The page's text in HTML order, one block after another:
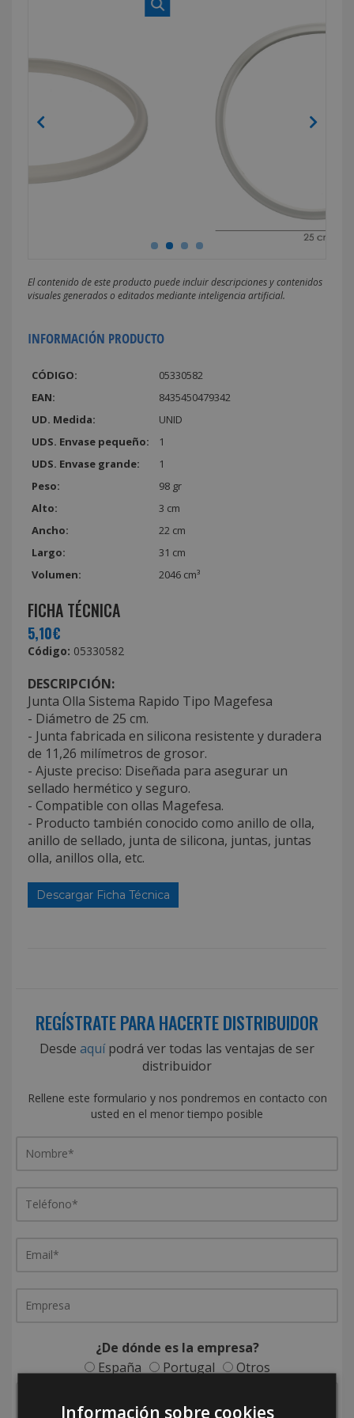
El contenido de este producto puede incluir descripciones y contenidos
visuales generados o editados mediante inteligencia artificial.
INFORMACIÓN PRODUCTO
CÓDIGO:
05330582
EAN:
8435450479342
UD. Medida:
UNID
UDS. Envase pequeño:
1
UDS. Envase grande:
1
Peso:
98 gr
Alto:
3 cm
Ancho:
22 cm
Largo:
31 cm
Volumen:
2046 cm³
FICHA TÉCNICA
5,10€
Código: 05330582
DESCRIPCIÓN:
Junta Olla Sistema Rapido Tipo Magefesa
- Diámetro de 25 cm.
- Junta fabricada en silicona resistente y duradera
de 11,26 milímetros de grosor.
- Ajuste preciso: Diseñada para asegurar un
sellado hermético y seguro.
- Compatible con ollas Magefesa.
- Producto también conocido como anillo de olla,
anillo de sellado, junta de silicona, juntas, juntas
olla, anillos olla, etc.
Descargar Ficha Técnica
REGÍSTRATE PARA HACERTE DISTRIBUIDOR
Desde aquípodrá ver todas las ventajas de ser
distribuidor
Rellene este formulario y nos pondremos en contacto con
usted en el menor tiempo posible
¿De dónde es la empresa?
España
Portugal Otros
Información sobre cookies